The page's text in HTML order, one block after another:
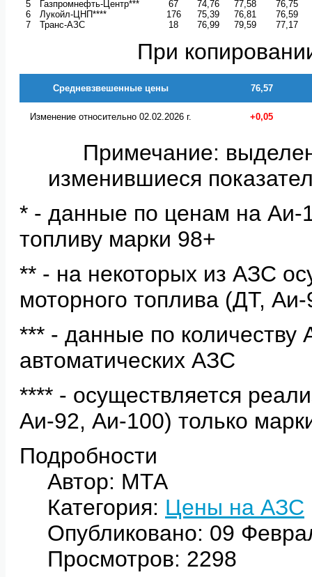
5 Газпромнефть-Центр*** 67 74,76 77,58
76,75
6
Лукойл-ЦНП**** 176 75,39 76,81
76,59
7
Транс-АЗС 18 76,99 79,59 77,17
При
Средневзвешенные цены 76,57
Изменение относительно 02.02.2026 г. +0,05
Примечание:
изменившиеся
* - данные по ценам на Аи-
топливу марки 98+
** - на некоторых из АЗС
моторного топлива (ДТ,
*** - данные по количеству
автоматических АЗС
**** - осуществляется
Аи-92, Аи-100) только
Подробности
Автор: МТА
Категория: Цены на АЗС
Опубликовано: 09
Просмотров: 2298